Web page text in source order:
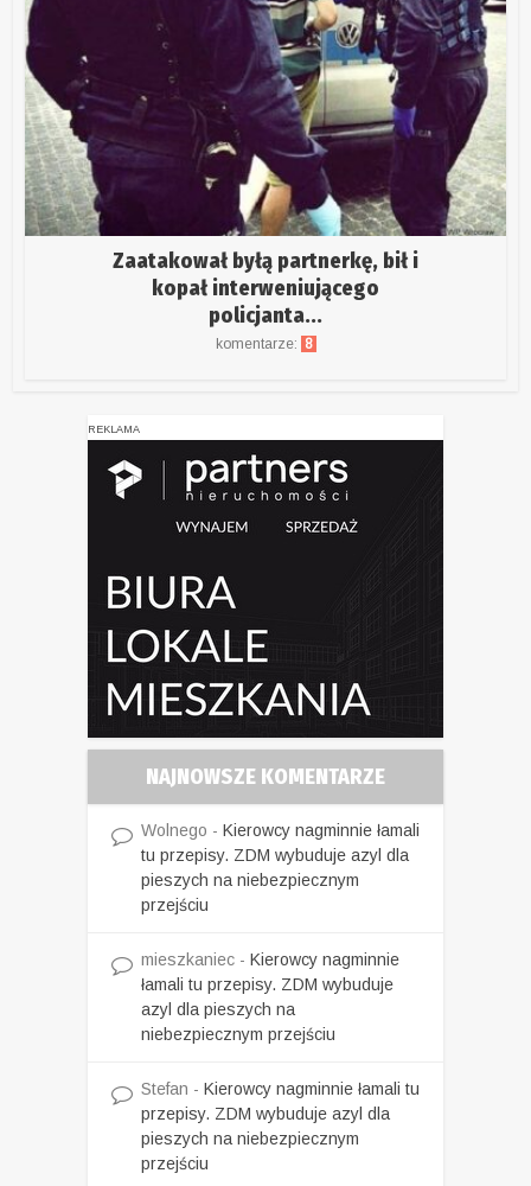
Zaatakował byłą partnerkę, bił i
kopał interweniującego
policjanta...
komentarze: 8
REKLAMA
NAJNOWSZE KOMENTARZE
Wolnego - Kierowcy nagminnie łamali
tu przepisy. ZDM wybuduje azyl dla
pieszych na niebezpiecznym
przejściu
mieszkaniec - Kierowcy nagminnie
łamali tu przepisy. ZDM wybuduje
azyl dla pieszych na
niebezpiecznym przejściu
Stefan - Kierowcy nagminnie łamali tu
przepisy. ZDM wybuduje azyl dla
pieszych na niebezpiecznym
przejściu